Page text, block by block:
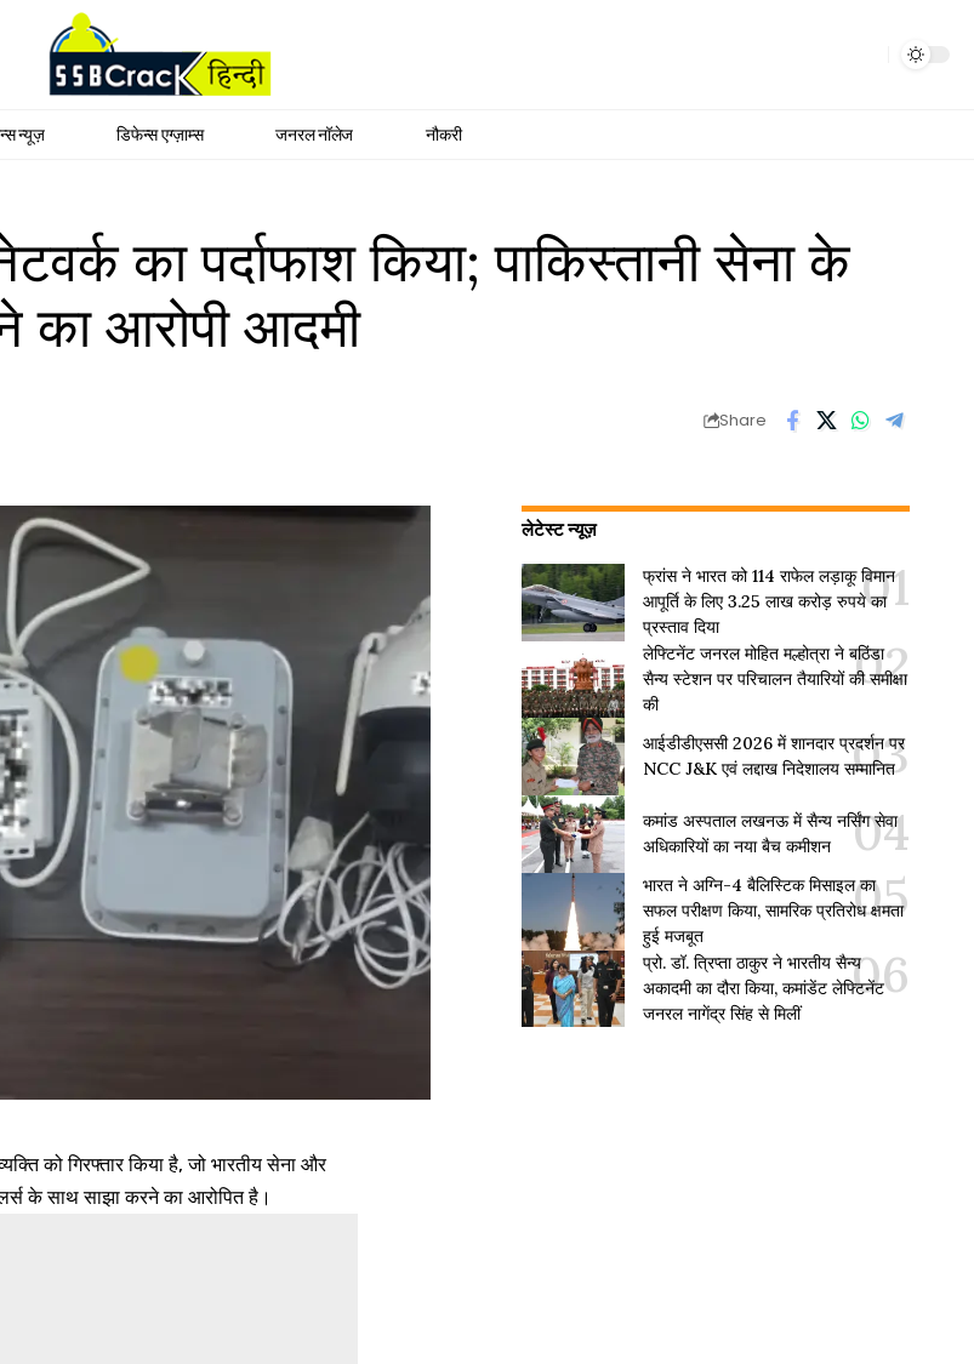
न्यूज़ डिफेन्स एग्ज़ाम्स जनरल नॉलेज नौकरी
का पर्दाफाश किया; पाकिस्तानी सेना के
आरोपी आदमी
Share
को गिरफ्तार किया है, जो भारतीय सेना और
के साथ साझा करने का आरोपित है।
लेटेस्ट न्यूज़
फ्रांस ने भारत को 114 राफेल लड़ाकू विमान
आपूर्ति के लिए 3.25 लाख करोड़ रुपये का
प्रस्ताव दिया
लेफ्टिनेंट जनरल मोहित मल्होत्रा ने बठिंडा
सैन्य स्टेशन पर परिचालन तैयारियों की समीक्षा
की
आईडीडीएससी 2026 में शानदार प्रदर्शन पर
NCC J&K एवं लद्दाख निदेशालय सम्मानित
कमांड अस्पताल लखनऊ में सैन्य नर्सिंग सेवा
अधिकारियों का नया बैच कमीशन
भारत ने अग्नि-4 बैलिस्टिक मिसाइल का
सफल परीक्षण किया, सामरिक प्रतिरोध क्षमता
हुई मजबूत
प्रो. डॉ. त्रिप्ता ठाकुर ने भारतीय सैन्य
अकादमी का दौरा किया, कमांडेंट लेफ्टिनेंट
जनरल नागेंद्र सिंह से मिलीं